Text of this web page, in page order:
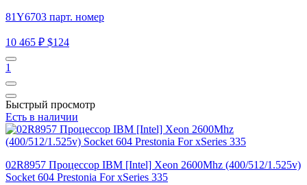
81Y6703 парт. номер
10 465 ₽ $124
1
Быстрый просмотр
Есть в наличии
02R8957 Процессор IBM [Intel] Xeon 2600Mhz (400/512/1.525v)
Socket 604 Prestonia For xSeries 335